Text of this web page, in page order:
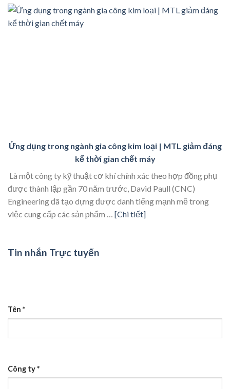
Ứng dụng trong ngành gia công kim loại | MTL giảm đáng
kể thời gian chết máy
Là một công ty kỹ thuật cơ khí chính xác theo hợp đồng phụ
được thành lập gần 70 năm trước, David Paull (CNC)
Engineering đã tạo dựng được danh tiếng mạnh mẽ trong
việc cung cấp các sản phẩm … [Chi tiết]
Tin nhắn Trực tuyến
Tên *
Công ty*